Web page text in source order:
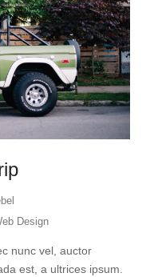
Design
nunc vel, auctor
est, a ultrices ipsum.